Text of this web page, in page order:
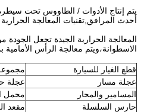
يتم إنتاج الأدوات / الطاووس تحت
أحدث المرافق,تقنيات المعالجة
المعالجة الحرارية الجيدة تجعل
الاسطوانة،ويتم معالجة الرأس الأمامية بموجب تقنيات من
قطع الغيار للسيارة
عجلة مسار
عجلة
المسامير والمحار
محمل
حارس السلسلة
مقعد